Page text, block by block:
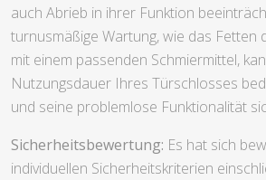
auch Abrieb in ihrer Funktion
turnusmäßige Wartung, wie das Fetten
mit einem passenden Schmiermittel,
Nutzungsdauer Ihres Türschlosses
und seine problemlose Funktionalität
Sicherheitsbewertung: Es hat sich
individuellen Sicherheitskriterien